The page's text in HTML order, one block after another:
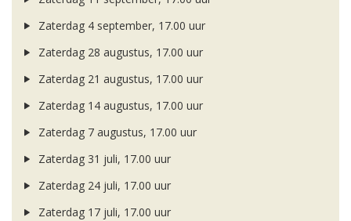
Zaterdag 4 september, 17.00 uur
Zaterdag 28 augustus, 17.00 uur
Zaterdag 21 augustus, 17.00 uur
Zaterdag 14 augustus, 17.00 uur
Zaterdag 7 augustus, 17.00 uur
Zaterdag 31 juli, 17.00 uur
Zaterdag 24 juli, 17.00 uur
Zaterdag 17 juli, 17.00 uur